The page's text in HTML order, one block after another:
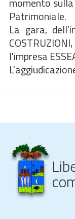
Patrimoniale.
La gara,
l'impresa